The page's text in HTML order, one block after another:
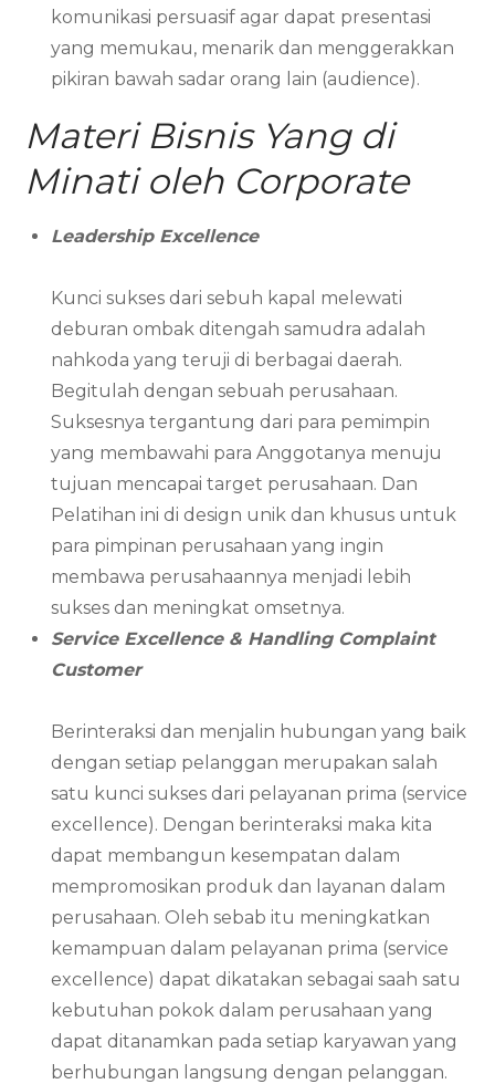
komunikasi persuasif agar dapat presentasi
yang memukau, menarik dan menggerakkan
pikiran bawah sadar orang lain (audience).
Materi Bisnis Yang di
Minati oleh Corporate
Leadership Excellence
Kunci sukses dari sebuh kapal melewati
deburan ombak ditengah samudra adalah
nahkoda yang teruji di berbagai daerah.
Begitulah dengan sebuah perusahaan.
Suksesnya tergantung dari para pemimpin
yang membawahi para Anggotanya menuju
tujuan mencapai target perusahaan. Dan
Pelatihan ini di design unik dan khusus untuk
para pimpinan perusahaan yang ingin
membawa perusahaannya menjadi lebih
sukses dan meningkat omsetnya.
Service Excellence & Handling Complaint
Customer
Berinteraksi dan menjalin hubungan yang baik
dengan setiap pelanggan merupakan salah
satu kunci sukses dari pelayanan prima (service
excellence). Dengan berinteraksi maka kita
dapat membangun kesempatan dalam
mempromosikan produk dan layanan dalam
perusahaan. Oleh sebab itu meningkatkan
kemampuan dalam pelayanan prima (service
excellence) dapat dikatakan sebagai saah satu
kebutuhan pokok dalam perusahaan yang
dapat ditanamkan pada setiap karyawan yang
berhubungan langsung dengan pelanggan.